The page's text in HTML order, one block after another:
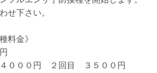
せ下さい。
料金》
００円 ２回目 ３５００円